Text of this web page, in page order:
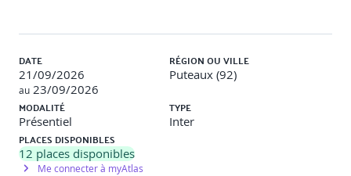
DATE
21/09/2026
au 23/09/2026
RÉGION OU VILLE
Puteaux (92)
MODALITÉ
Présentiel
TYPE
Inter
PLACES DISPONIBLES
12 places disponibles
Me connecter à myAtlas